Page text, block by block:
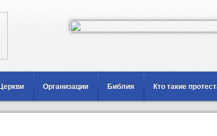
Церкви Организации Библия Кто такие